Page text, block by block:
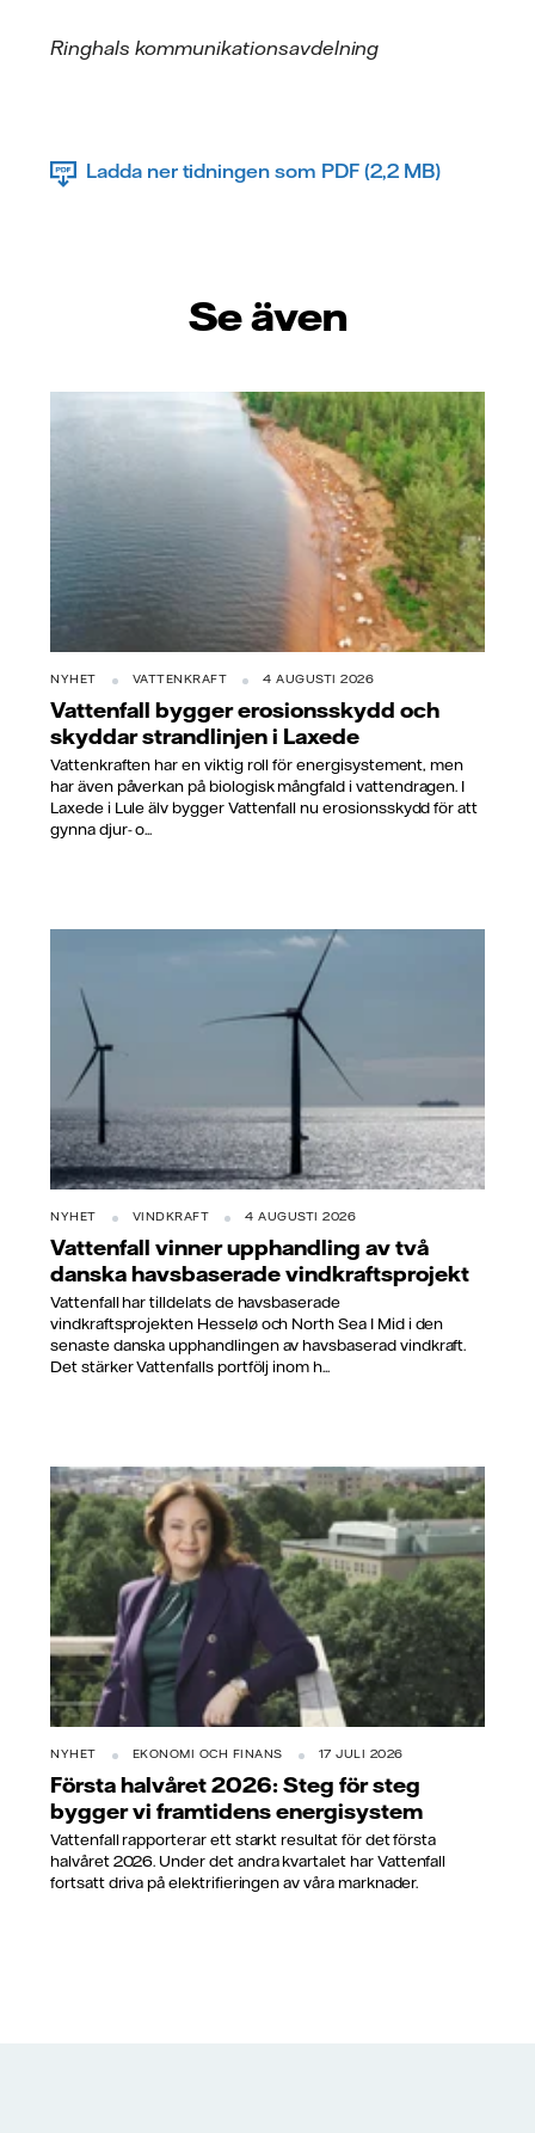
Ringhals kommunikationsavdelning
Ladda ner tidningen som PDF (2,2 MB)
Se även
NYHET VATTENKRAFT 4 AUGUSTI 2026
Vattenfall bygger erosionsskydd och
skyddar strandlinjen i Laxede
Vattenkraften har en viktig roll för energisystement, men
har även påverkan på biologisk mångfald i vattendragen. I
Laxede i Lule älv bygger Vattenfall nu erosionsskydd för att
gynna djur- o...
NYHET VINDKRAFT 4 AUGUSTI 2026
Vattenfall vinner upphandling av två
danska havsbaserade vindkraftsprojekt
Vattenfall har tilldelats de havsbaserade
vindkraftsprojekten Hesselø och North Sea I Mid i den
senaste danska upphandlingen av havsbaserad vindkraft.
Det stärker Vattenfalls portfölj inom h...
NYHET EKONOMI OCH FINANS 17 JULI 2026
Första halvåret 2026: Steg för steg
bygger vi framtidens energisystem
Vattenfall rapporterar ett starkt resultat för det första
halvåret 2026. Under det andra kvartalet har Vattenfall
fortsatt driva på elektrifieringen av våra marknader.